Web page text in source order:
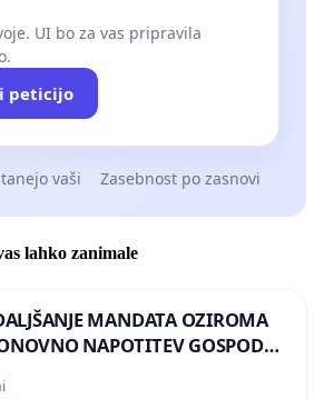
UI bo za vas pripravila
peticijo
vaši Zasebnost po zasnovi
lahko zanimale
MANDATA OZIROMA
NAPOTITEV GOSPODA
NA VELEPOSLANIŠTVO